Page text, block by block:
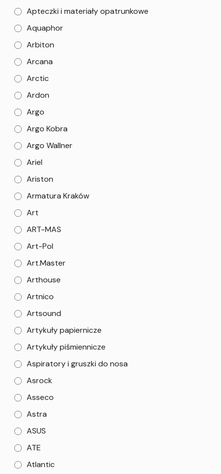
Apteczki i materiały opatrunkowe
Aquaphor
Arbiton
Arcana
Arctic
Ardon
Argo
Argo Kobra
Argo Wallner
Ariel
Ariston
Armatura Kraków
Art
ART-MAS
Art-Pol
Art.Master
Arthouse
Artnico
Artsound
Artykuły papiernicze
Artykuły piśmiennicze
Aspiratory i gruszki do nosa
Asrock
Asseco
Astra
ASUS
ATE
Atlantic